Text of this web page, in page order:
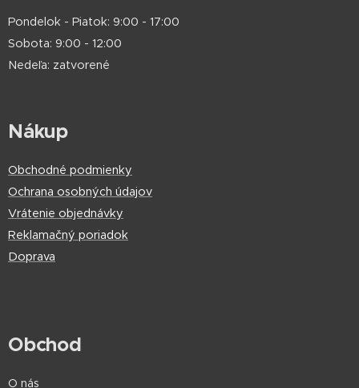
Pondelok - Piatok: 9:00 - 17:00
Sobota: 9:00 - 12:00
Nedeľa: zatvorené
Nákup
Obchodné podmienky
Ochrana osobných údajov
Vrátenie objednávky
Reklamačný poriadok
Doprava
Obchod
O nás